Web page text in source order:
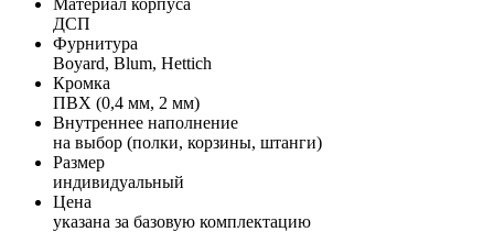
ДСП
Фурнитура
Boyard, Blum, Hettich
Кромка
ПВХ (0,4 мм, 2 мм)
Внутреннее наполнение
на выбор (полки, корзины, штанги)
Размер
индивидуальный
Цена
указана за базовую комплектацию